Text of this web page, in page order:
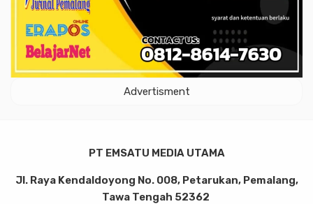
Advertisment
PT EMSATU MEDIA UTAMA
Jl. Raya Kendaldoyong No. 008, Petarukan, Pemalang,
Tawa Tengah 52362